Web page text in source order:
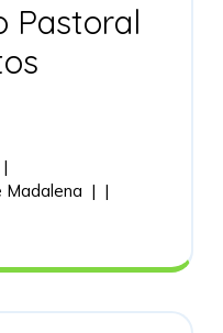
Pastoral
|
MadalenaCPAE
Para
Assuntos
| |